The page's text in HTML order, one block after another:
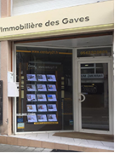
des Gaves
Leclerc